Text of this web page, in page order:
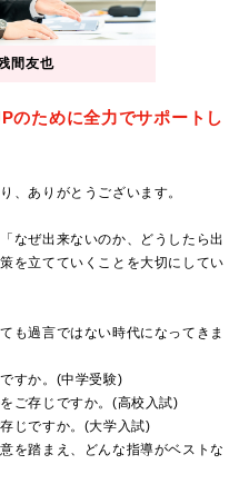
間友也
のために全力でサポートし
、ありがとうございます。
なぜ出来ないのか、どうしたら出
を立てていくことを大切にしてい
も過言ではない時代になってきま
すか。(中学受験)
ご存じですか。(高校入試)
じですか。(大学入試)
を踏まえ、どんな指導がベストな